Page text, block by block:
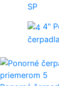
SP
4"